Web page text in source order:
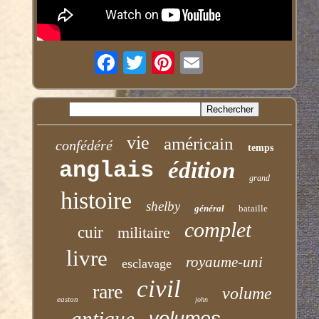
confédéré vie américain temps
anglais édition grand
histoire shelby général bataille
cuir militaire complet
livre esclavage royaume-uni
easton rare civil john volume